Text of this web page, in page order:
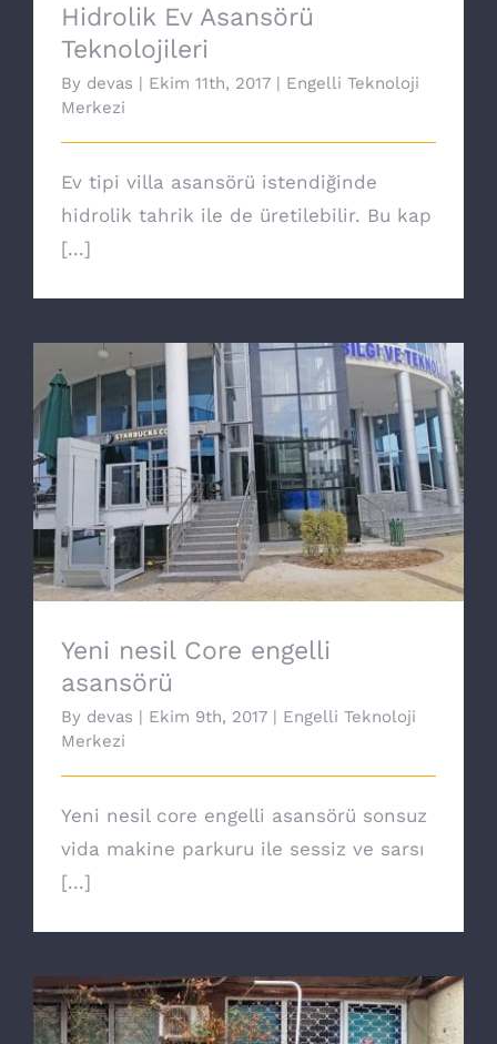
Hidrolik Ev Asansörü
Teknolojileri
By devas | Ekim 11th, 2017 | Engelli Teknoloji
Merkezi
Ev tipi villa asansörü istendiğinde
hidrolik tahrik ile de üretilebilir. Bu kap
[...]
Yeni nesil Core engelli asansörü
Yeni nesil Core engelli
asansörü
By devas | Ekim 9th, 2017 | Engelli Teknoloji
Merkezi
Yeni nesil core engelli asansörü sonsuz
vida makine parkuru ile sessiz ve sarsı
[...]